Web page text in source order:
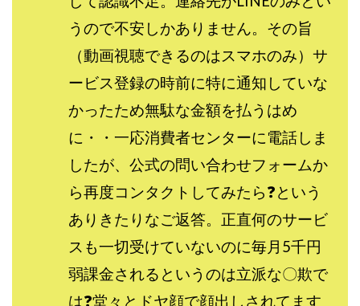
うので不安しかありません。その旨
（動画視聴できるのはスマホのみ）サ
ービス登録の時前に特に通知していな
かったため無駄な金額を払うはめ
に・・一応消費者センターに電話しま
したが、公式の問い合わせフォームか
ら再度コンタクトしてみたら❓という
ありきたりなご返答。正直何のサービ
スも一切受けていないのに毎月5千円
弱課金されるというのは立派な〇欺で
は❓堂々とドヤ顔で顔出しされてます
即金アプリを無料ダウンロードして毎日30
友成 優吾
古賀稜
合同会社 RoyalBond
合同会社AZone
加藤浩司
合同会社blue
合同会社CMP
合同会社Fans
合同会社first
合同会社Like Factory
合同会社NT
合同会社REEF
合同会社Renaissance
合同会社Smile
合同会社ST
合同会社start moving
加藤敏行
倉由美希
億の継承
億り人プロジェクト
儲けの達人FX
全自動AIシステム(Trading System)
全自動インサイダーROBOT
内藤 洋子
内藤隆児
円城寺
写真や動画にいいねするだけ!
写真を送信して報酬GET
写真を選んで安定した収益を！